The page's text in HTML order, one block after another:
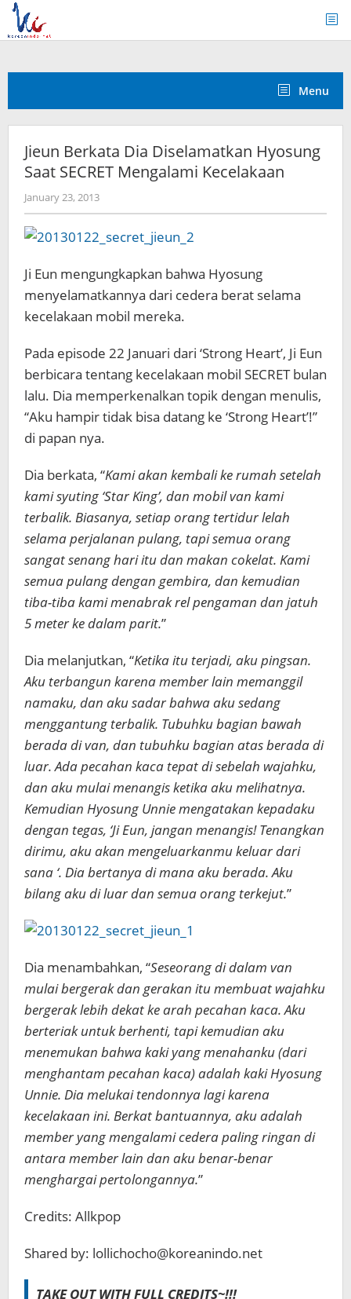
Skip
content
Menu
Jieun Berkata Dia Diselamatkan Hyosung
Saat SECRET Mengalami Kecelakaan
January 23, 2013by
Koreanindo
Ji Eun mengungkapkan bahwa Hyosung
menyelamatkannya dari cedera berat selama
kecelakaan mobil mereka.
Pada episode 22 Januari dari ‘Strong Heart’, Ji Eun
berbicara tentang kecelakaan mobil SECRET bulan
lalu. Dia memperkenalkan topik dengan menulis,
“Aku hampir tidak bisa datang ke ‘Strong Heart’!”
di papan nya.
Dia berkata, “Kami akan kembali ke rumah setelah
kami syuting ‘Star King’, dan mobil van kami
terbalik. Biasanya, setiap orang tertidur lelah
selama perjalanan pulang, tapi semua orang
sangat senang hari itu dan makan cokelat. Kami
semua pulang dengan gembira, dan kemudian
tiba-tiba kami menabrak rel pengaman dan jatuh
5 meter ke dalam parit.”
Dia melanjutkan, “Ketika itu terjadi, aku pingsan.
Aku terbangun karena member lain memanggil
namaku, dan aku sadar bahwa aku sedang
menggantung terbalik. Tubuhku bagian bawah
berada di van, dan tubuhku bagian atas berada di
luar. Ada pecahan kaca tepat di sebelah wajahku,
dan aku mulai menangis ketika aku melihatnya.
Kemudian Hyosung Unnie mengatakan kepadaku
dengan tegas, ‘Ji Eun, jangan menangis! Tenangkan
dirimu, aku akan mengeluarkanmu keluar dari
sana ‘. Dia bertanya di mana aku berada. Aku
bilang aku di luar dan semua orang terkejut.”
Dia menambahkan, “Seseorang di dalam van
mulai bergerak dan gerakan itu membuat wajahku
bergerak lebih dekat ke arah pecahan kaca. Aku
berteriak untuk berhenti, tapi kemudian aku
menemukan bahwa kaki yang menahanku (dari
menghantam pecahan kaca) adalah kaki Hyosung
Unnie. Dia melukai tendonnya lagi karena
kecelakaan ini. Berkat bantuannya, aku adalah
member yang mengalami cedera paling ringan di
antara member lain dan aku benar-benar
menghargai pertolongannya.”
Credits: Allkpop
Shared by: lollichocho@koreanindo.net
TAKE OUT WITH FULL CREDITS~!!!